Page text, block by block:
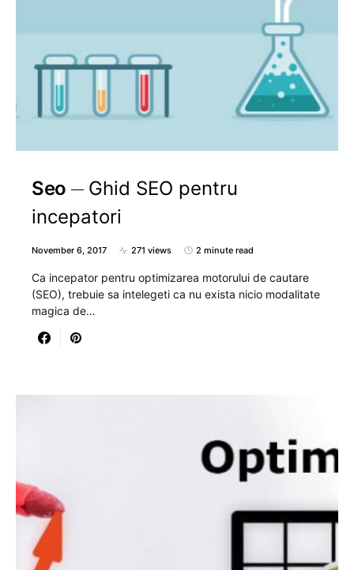
Seo
Ghid SEO pentru
incepatori
November 6, 2017 271 views 2 minute read
Ca incepator pentru optimizarea motorului de cautare
(SEO), trebuie sa intelegeti ca nu exista nicio modalitate
magica de…